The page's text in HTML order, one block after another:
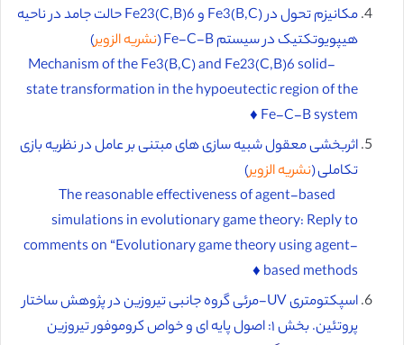
مکانیزم تحول در (Fe3(B,C و Fe23(C,B)6 حالت جامد در ناحیه
هیپویوتکتیک در سیستم Fe-C-B (
نشریه الزویر)
Mechanism of the Fe3(B,C) and Fe23(C,B)6 solid-
state transformation in the hypoeutectic region of the
Fe-C-B system ♦️
اثربخشی معقول شبیه سازی های مبتنی بر عامل در نظریه بازی
تکاملی (نشریه الزویر)
The reasonable effectiveness of agent-based
simulations in evolutionary game theory: Reply to
comments on “Evolutionary game theory using agent-
based methods ♦️
اسپکتومتری UV-مرئی گروه جانبی تیروزین در پژوهش ساختار
پروتئین. بخش ۱: اصول پایه ای و خواص کروموفور تیروزین